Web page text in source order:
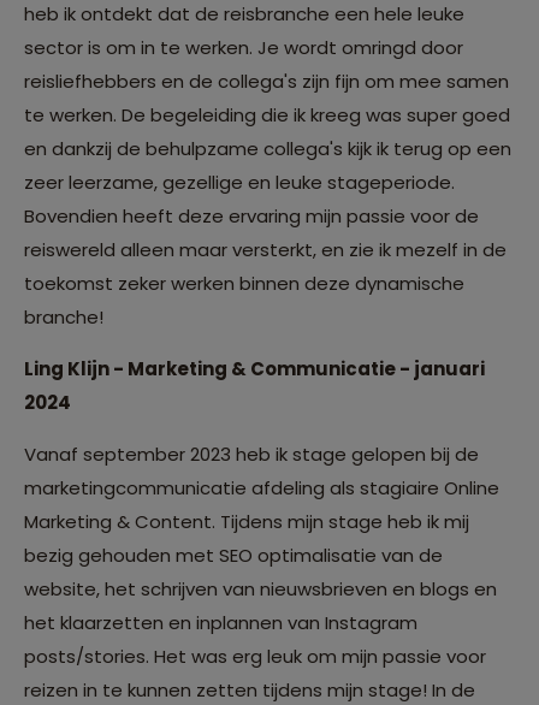
heb ik ontdekt dat de reisbranche een hele leuke
sector is om in te werken. Je wordt omringd door
reisliefhebbers en de collega's zijn fijn om mee samen
te werken. De begeleiding die ik kreeg was super goed
en dankzij de behulpzame collega's kijk ik terug op een
zeer leerzame, gezellige en leuke stageperiode.
Bovendien heeft deze ervaring mijn passie voor de
reiswereld alleen maar versterkt, en zie ik mezelf in de
toekomst zeker werken binnen deze dynamische
branche!
Ling Klijn - Marketing & Communicatie - januari
2024
Vanaf september 2023 heb ik stage gelopen bij de
marketingcommunicatie afdeling als stagiaire Online
Marketing & Content. Tijdens mijn stage heb ik mij
bezig gehouden met SEO optimalisatie van de
website, het schrijven van nieuwsbrieven en blogs en
het klaarzetten en inplannen van Instagram
posts/stories. Het was erg leuk om mijn passie voor
reizen in te kunnen zetten tijdens mijn stage! In de